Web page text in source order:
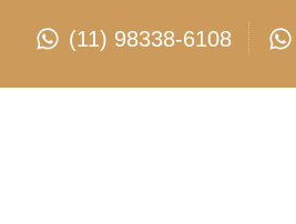
(11) 98338-6108